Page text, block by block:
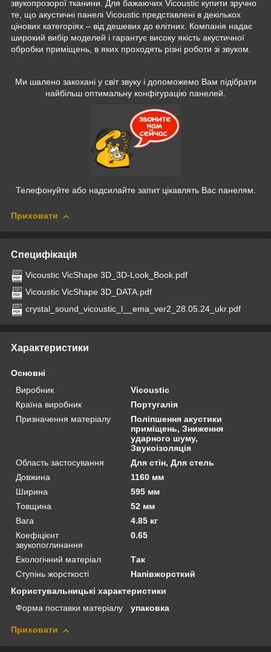
звукопрозорої тканини. Для бажаючих Vicoustic купити зручно
те, що акустичні панелі Vicoustic представлені в декількох
цінових категоріях – від дешевих до елітних. Компанія надає
широкий вибір моделей і гарантує високу якість акустичної
обробки приміщень, в яких проходять різні роботи зі звуком.
Ми шалено закохані у світ звуку і допоможемо Вам підібрати
найбільш оптимальну конфігурацію панелей.
Телефонуйте або надсилайте запит цікавлять Вас панелям.
Приховати
Специфікація
Vicoustic VicShape 3D_3D-Look_Book.pdf
Vicoustic VicShape 3D_DATA.pdf
crystal_sound_vicoustic_l__ema_ver2_28.05.24_ukr.pdf
Характеристики
Основні
Виробник
Vicoustic
Країна виробник
Португалія
Призначення матеріалу
Поліпшення акустики
приміщень, Зниження
ударного шуму,
Звукоізоляція
Область застосування
Для стін, Для стель
Довжина
1160 мм
Ширина
595 мм
Товщина
52 мм
Вага
4.85 кг
Коефіцієнт
звукопоглинання
0.65
Екологічний матеріал
Так
Ступінь жорсткості
Напівжорсткий
Користувальницькі характеристики
Форма поставки матеріалу
упаковка
Приховати